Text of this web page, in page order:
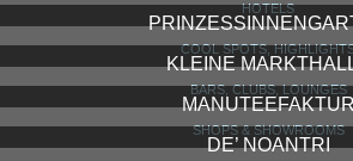
HOTELS
COOL SPOTS,
KLEINE
BARS, CLUBS, LOUNGES
SHOPS & SHOWROOMS
DE’ NOANTRI